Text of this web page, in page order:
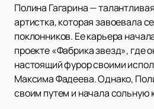
Полина Гагарина —
артистка, которая завоевала
поклонников. Ее карьера
проекте «Фабрика звезд», где
настоящий фурор своими
Максима Фадеева. Однако,
своим путем и начала сольную